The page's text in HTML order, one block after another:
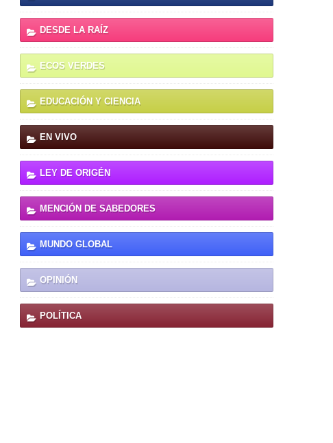
DESDE LA RAÍZ
ECOS VERDES
EDUCACIÓN Y CIENCIA
EN VIVO
LEY DE ORIGÉN
MENCIÓN DE SABEDORES
MUNDO GLOBAL
OPINIÓN
POLÍTICA